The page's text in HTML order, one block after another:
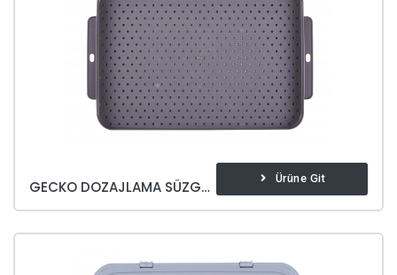
GECKO DOZAJLAMA SÜZGECI Ürüne Git